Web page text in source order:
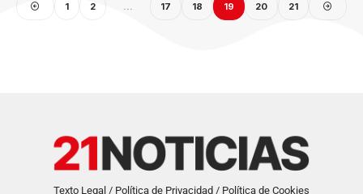
1 2 … 17 18 19 20 21
Texto Legal / Política de Privacidad / Política de Cookies